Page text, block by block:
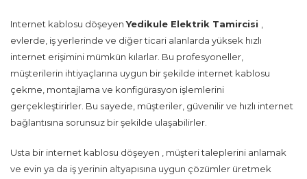
Internet kablosu döşeyenYedikule Elektrik Tamircisi
evlerde, iş yerlerinde ve diğer ticari alanlarda yüksek hızlı
internet erişimini mümkün kılarlar. Bu profesyoneller,
müşterilerin ihtiyaçlarına uygun bir şekilde internet kablosu
çekme, montajlama ve konfigürasyon işlemlerini
gerçekleştirirler. Bu sayede, müşteriler, güvenilir ve hızlı internet
bağlantısına sorunsuz bir şekilde ulaşabilirler.
Usta bir internet kablosu döşeyen , müşteri taleplerini anlamak
ve evin ya da iş yerinin altyapısına uygun çözümler üretmek